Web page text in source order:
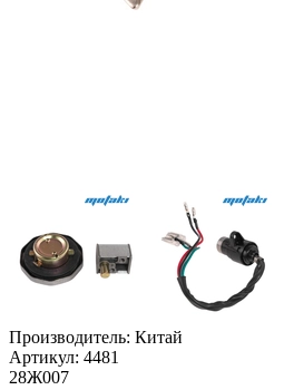
Производитель: Китай
Артикул: 4481
28Ж007